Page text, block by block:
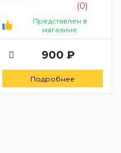
(0)
Представлен в
магазине
900 ₽
Подробнее